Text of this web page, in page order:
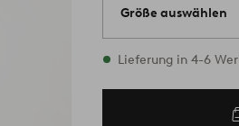
Größe auswählen
1 Größen vorrätig
Lieferung in 4-6